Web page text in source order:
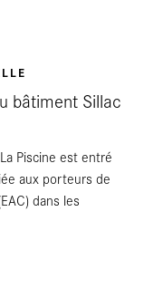
bâtiment Sillac
Piscine est entré
aux porteurs de
dans les